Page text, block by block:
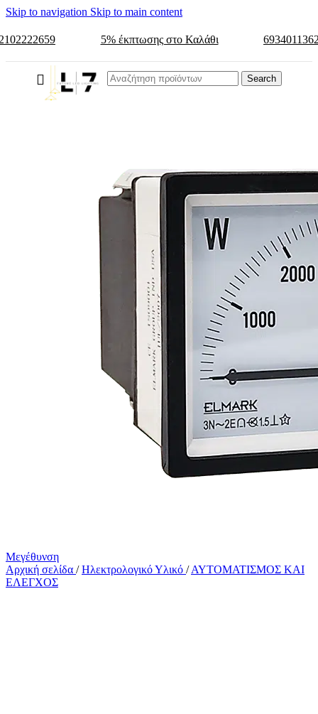
Skip to navigation Skip to main content
5% έκπτωσης στο Καλάθι
Search
Μεγέθυνση
Αρχική σελίδα / Ηλεκτρολογικό Υλικό / ΑΥΤΟΜΑΤΙΣΜΟΣ ΚΑΙ
ΕΛΕΓΧΟΣ